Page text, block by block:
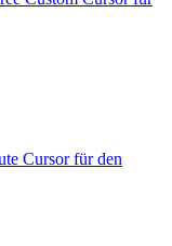
Cursor für den